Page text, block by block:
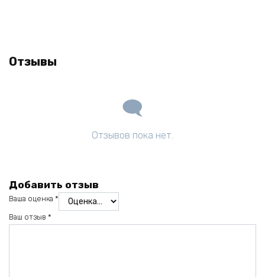
Отзывы
Отзывов пока нет.
Добавить отзыв
Ваша оценка *
Ваш отзыв *